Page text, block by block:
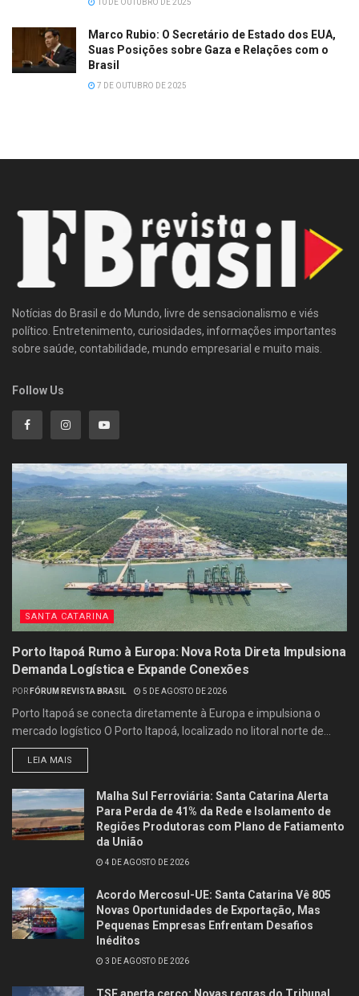
10 DE OUTUBRO DE 2025
Marco Rubio: O Secretário de Estado dos EUA,
Suas Posições sobre Gaza e Relações com o
Brasil
7 DE OUTUBRO DE 2025
Notícias do Brasil e do Mundo, livre de sensacionalismo e viés
político. Entretenimento, curiosidades, informações importantes
sobre saúde, contabilidade, mundo empresarial e muito mais.
Follow Us
SANTA CATARINA
Porto Itapoá Rumo à Europa: Nova Rota Direta Impulsiona
Demanda Logística e Expande Conexões
POR FÓRUM REVISTA BRASIL 5 DE AGOSTO DE 2026
Porto Itapoá se conecta diretamente à Europa e impulsiona o
mercado logístico O Porto Itapoá, localizado no litoral norte de...
LEIA MAIS
Malha Sul Ferroviária: Santa Catarina Alerta
Para Perda de 41% da Rede e Isolamento de
Regiões Produtoras com Plano de Fatiamento
da União
4 DE AGOSTO DE 2026
Acordo Mercosul-UE: Santa Catarina Vê 805
Novas Oportunidades de Exportação, Mas
Pequenas Empresas Enfrentam Desafios
Inéditos
3 DE AGOSTO DE 2026